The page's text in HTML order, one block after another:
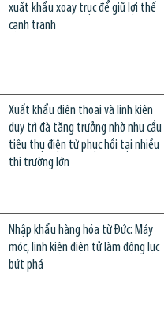
xuất khẩu xoay trục để giữ lợi thế
cạnh tranh
Xuất khẩu điện thoại và linh kiện
duy trì đà tăng trưởng nhờ nhu cầu
tiêu thụ điện tử phục hồi tại nhiều
thị trường lớn
Nhập khẩu hàng hóa từ Đức: Máy
móc, linh kiện điện tử làm động lực
bứt phá